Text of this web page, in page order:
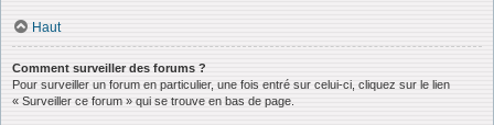
Haut
Comment surveiller des forums ?
Pour surveiller un forum en particulier, une fois entré sur celui-ci, cliquez sur le lien
« Surveiller ce forum » qui se trouve en bas de page.